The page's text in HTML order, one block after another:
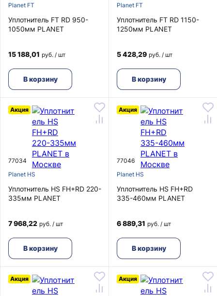
Planet FT
Уплотнитель FT RD 950-
1050мм PLANET
15 188,01 руб. / шт
В корзину
Planet FT
Уплотнитель FT RD 1150-
1250мм PLANET
5 428,29 руб. / шт
В корзину
77034
Planet HS
Акция
Уплотнитель HS FH+RD 220-
335мм PLANET
7 968,22 руб. / шт
В корзину
77046
Planet HS
Акция
Уплотнитель HS FH+RD
335-460мм PLANET
6 889,31 руб. / шт
В корзину
Акция Акция